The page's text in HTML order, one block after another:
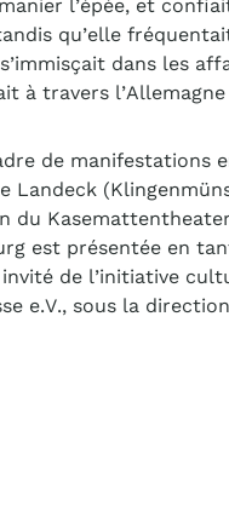
l’épée, et
qu’elle
dans les
à travers
de manifestations
Landeck
du
est présentée en
de l’initiative
e.V., sous la